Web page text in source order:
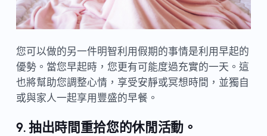
您可以做的另一件明智利用假期的事情是利用早起的
優勢。當您早起時，您更有可能度過充實的一天。這
也將幫助您調整心情，享受安靜或冥想時間，並獨自
或與家人一起享用豐盛的早餐。
9. 抽出時間重拾您的休閒活動。